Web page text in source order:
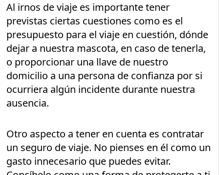
Al irnos de viaje es importante tener
previstas ciertas cuestiones como es el
presupuesto para el viaje en cuestión, dónde
dejar a nuestra mascota, en caso de tenerla,
o proporcionar una llave de nuestro
domicilio a una persona de confianza por si
ocurriera algún incidente durante nuestra
ausencia.
Otro aspecto a tener en cuenta es contratar
un seguro de viaje. No pienses en él como un
gasto innecesario que puedes evitar.